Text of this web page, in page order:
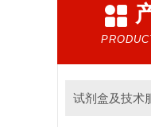
试剂盒及技术